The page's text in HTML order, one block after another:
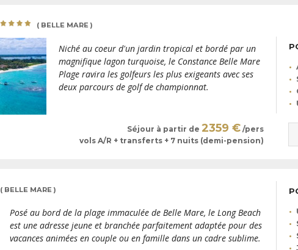
( BELLE MARE )
Niché au coeur d'un jardin tropical et bordé par un
magnifique lagon turquoise, le Constance Belle Mare
Plage ravira les golfeurs les plus exigeants avec ses
deux parcours de golf de championnat.
Séjour à partir de 2359 € /pers
vols A/R + transferts + 7 nuits (demi-pension)
( BELLE MARE )
Posé au bord de la plage immaculée de Belle Mare, le Long Beach
est une adresse jeune et branchée parfaitement adaptée pour des
vacances animées en couple ou en famille dans un cadre sublime.